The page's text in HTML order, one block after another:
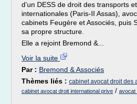
d’un DESS de droit des transports
internationales (Paris-II Assas),
cabinets Feugère et Associés, puis
sa propre structure.
Elle a rejoint Bremond &...
Voir la suite
Par : Bremond & Associés
Thèmes liés : cabinet avocat droit des
cabinet avocat droit international prive / avocat